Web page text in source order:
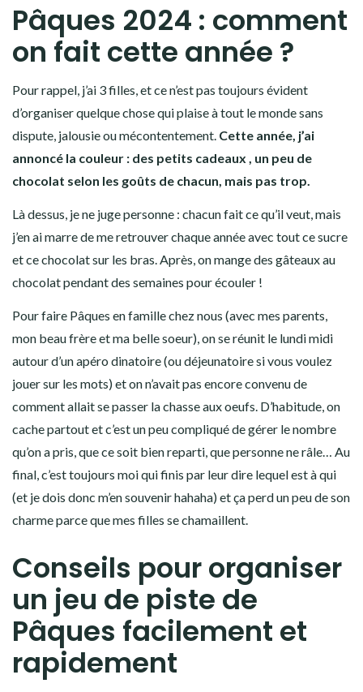
Pâques 2024 : comment
on fait cette année ?
Pour rappel, j’ai 3 filles, et ce n’est pas toujours évident
d’organiser quelque chose qui plaise à tout le monde sans
dispute, jalousie ou mécontentement. Cette année, j’ai
annoncé la couleur : des petits cadeaux , un peu de
chocolat selon les goûts de chacun, mais pas trop.
Là dessus, je ne juge personne : chacun fait ce qu’il veut, mais
j’en ai marre de me retrouver chaque année avec tout ce sucre
et ce chocolat sur les bras. Après, on mange des gâteaux au
chocolat pendant des semaines pour écouler !
Pour faire Pâques en famille chez nous (avec mes parents,
mon beau frère et ma belle soeur), on se réunit le lundi midi
autour d’un apéro dinatoire (ou déjeunatoire si vous voulez
jouer sur les mots) et on n’avait pas encore convenu de
comment allait se passer la chasse aux oeufs. D’habitude, on
cache partout et c’est un peu compliqué de gérer le nombre
qu’on a pris, que ce soit bien reparti, que personne ne râle… Au
final, c’est toujours moi qui finis par leur dire lequel est à qui
(et je dois donc m’en souvenir hahaha) et ça perd un peu de son
charme parce que mes filles se chamaillent.
Conseils pour organiser
un jeu de piste de
Pâques facilement et
rapidement